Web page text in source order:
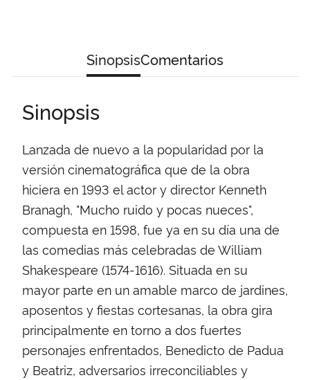
SinopsisComentarios
Sinopsis
Lanzada de nuevo a la popularidad por la
versión cinematográfica que de la obra
hiciera en 1993 el actor y director Kenneth
Branagh, "Mucho ruido y pocas nueces",
compuesta en 1598, fue ya en su día una de
las comedias más celebradas de William
Shakespeare (1574-1616). Situada en su
mayor parte en un amable marco de jardines,
aposentos y fiestas cortesanas, la obra gira
principalmente en torno a dos fuertes
personajes enfrentados, Benedicto de Padua
y Beatriz, adversarios irreconciliables y